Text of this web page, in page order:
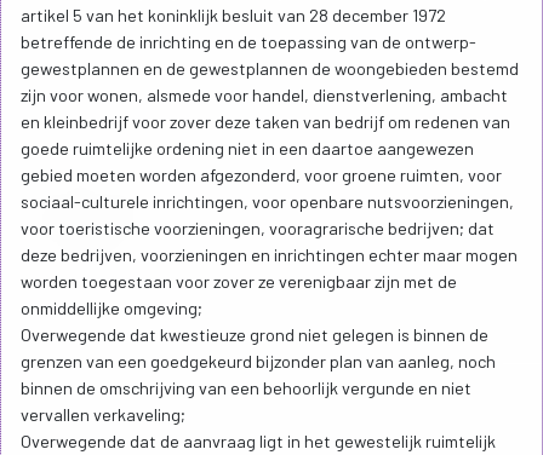
artikel 5 van het koninklijk besluit van 28 december 1972
betreffende de inrichting en de toepassing van de ontwerp-
gewestplannen en de gewestplannen de woongebieden bestemd
zijn voor wonen, alsmede voor handel, dienstverlening, ambacht
en kleinbedrijf voor zover deze taken van bedrijf om redenen van
goede ruimtelijke ordening niet in een daartoe aangewezen
gebied moeten worden afgezonderd, voor groene ruimten, voor
sociaal-culturele inrichtingen, voor openbare nutsvoorzieningen,
voor toeristische voorzieningen, vooragrarische bedrijven; dat
deze bedrijven, voorzieningen en inrichtingen echter maar mogen
worden toegestaan voor zover ze verenigbaar zijn met de
onmiddellijke omgeving;
Overwegende dat kwestieuze grond niet gelegen is binnen de
grenzen van een goedgekeurd bijzonder plan van aanleg, noch
binnen de omschrijving van een behoorlijk vergunde en niet
vervallen verkaveling;
Overwegende dat de aanvraag ligt in het gewestelijk ruimtelijk